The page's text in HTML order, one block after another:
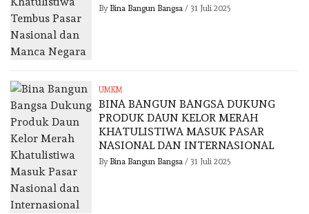
By Bina Bangun Bangsa/ 31 Juli 2025
UMKM
BINA BANGUN BANGSA DUKUNG
PRODUK DAUN KELOR MERAH
KHATULISTIWA MASUK PASAR
NASIONAL DAN INTERNASIONAL
By Bina Bangun Bangsa/ 31 Juli 2025